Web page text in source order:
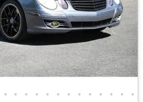
• • • • • • • • • • • • •